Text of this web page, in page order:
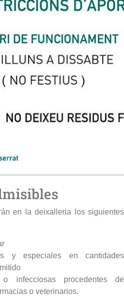
en la deixalleria los siguientes
y especiales en cantidades
o infecciosas procedentes de
o veterinarios.